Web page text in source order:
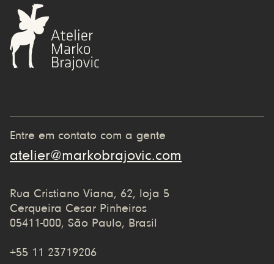
Entre em contato com a gente
atelier@markobrajovic.com
Rua Cristiano Viana, 62, loja 5
Cerqueira Cesar Pinheiros
05411-000, São Paulo, Brasil
+55 11 23719206